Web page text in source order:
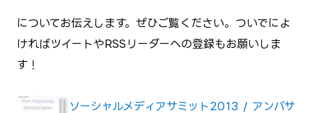
についてお伝えします。ぜひご覧ください。ついでによ
ければツイートやRSSリーダーへの登録もお願いしま
す！
ソーシャルメディアサミット2013 / アンバサ